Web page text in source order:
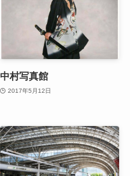
中村写真館
2017年5月12日